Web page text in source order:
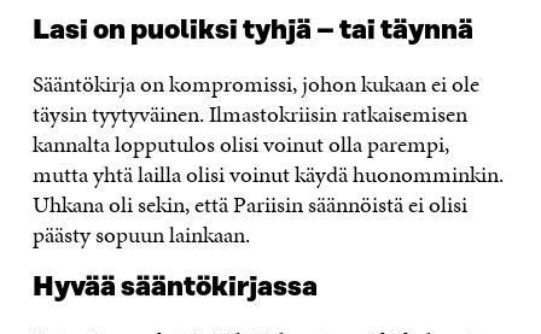
Lasi on puoliksi tyhjä – tai täynnä
Sääntökirja on kompromissi, johon kukaan ei ole
täysin tyytyväinen. Ilmastokriisin ratkaisemisen
kannalta lopputulos olisi voinut olla parempi,
mutta yhtä lailla olisi voinut käydä huonomminkin.
Uhkana oli sekin, että Pariisin säännöistä ei olisi
päästy sopuun lainkaan.
Hyvää sääntökirjassa